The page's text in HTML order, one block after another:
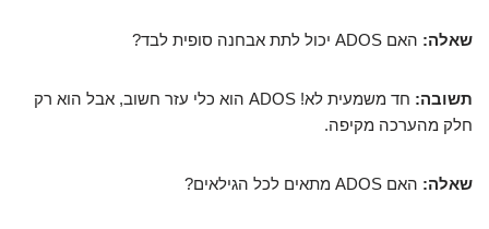
שאלה: האם ADOS יכול לתת אבחנה סופית לבד?
תשובה:
חד משמעית לא! ADOS הוא כלי עזר חשוב, אבל הוא רק
חלק מהערכה מקיפה.
שאלה: האם ADOS מתאים לכל הגילאים?